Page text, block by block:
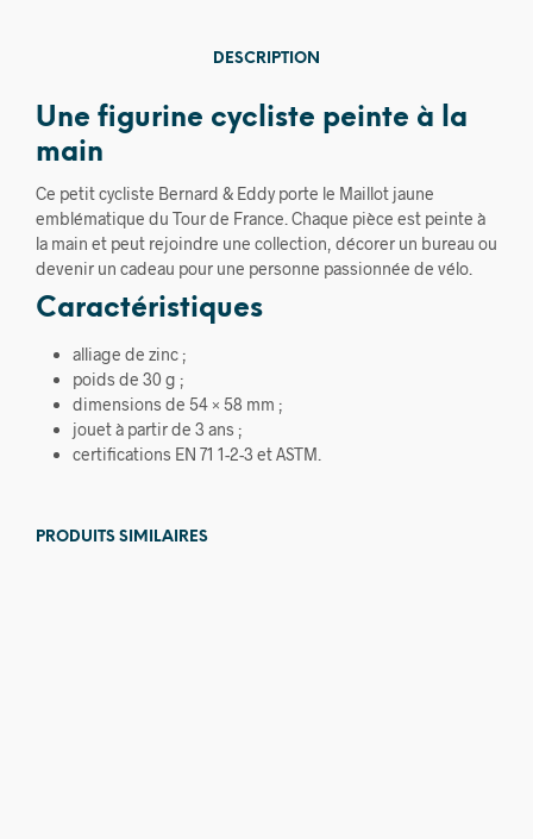
DESCRIPTION
Une figurine cycliste peinte à la
main
Ce petit cycliste Bernard & Eddy porte le Maillot jaune
emblématique du Tour de France. Chaque pièce est peinte à
la main et peut rejoindre une collection, décorer un bureau ou
devenir un cadeau pour une personne passionnée de vélo.
Caractéristiques
alliage de zinc ;
poids de 30 g ;
dimensions de 54 × 58 mm ;
jouet à partir de 3 ans ;
certifications EN 71 1-2-3 et ASTM.
PRODUITS SIMILAIRES